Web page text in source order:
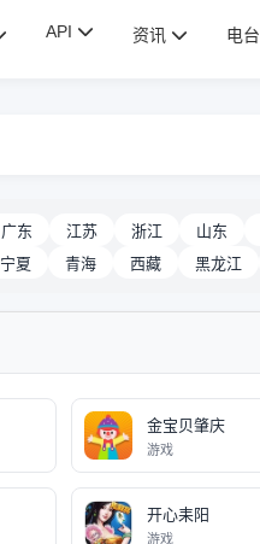
API 资讯 电台
广东 江苏 浙江 山东
宁夏 青海 西藏 黑龙江
金宝贝肇庆
游戏
开心耒阳
游戏